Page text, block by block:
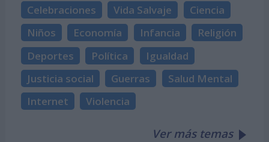
Celebraciones
Vida Salvaje
Ciencia
Niños
Economía Infancia
Religión
Deportes
Política
Igualdad
Justicia social
Guerras
Salud Mental
Internet
Violencia
Ver más temas